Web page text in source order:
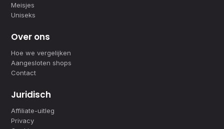
Meisjes
Uniseks
Over ons
Hoe we vergelijken
Aangesloten shops
Contact
Juridisch
Affiliate-uitleg
Privacy